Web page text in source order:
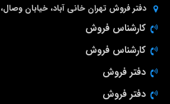
دفتر فروش تهران خانی آباد، خیابان
کارشناس فروش
کارشناس فروش
دفتر فروش
دفتر فروش